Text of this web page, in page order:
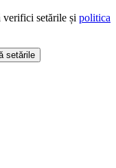
verifici setările și politica
setările